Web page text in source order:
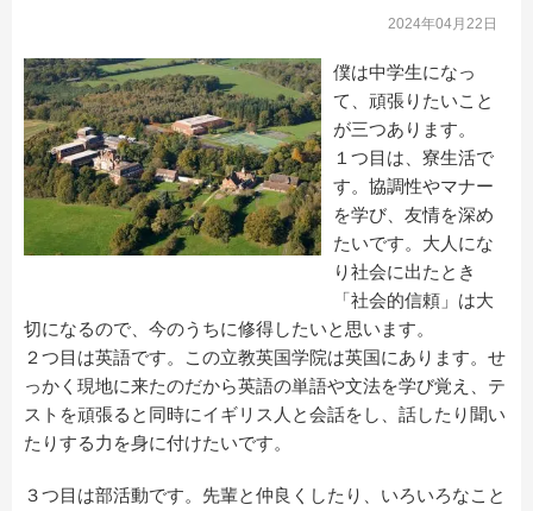
2024年04月22日
僕は中学生になっ
て、頑張りたいこと
が三つあります。
１つ目は、寮生活で
す。協調性やマナー
を学び、友情を深め
たいです。大人にな
り社会に出たとき
「社会的信頼」は大
切になるので、今のうちに修得したいと思います。
２つ目は英語です。この立教英国学院は英国にあります。せ
っかく現地に来たのだから英語の単語や文法を学び覚え、テ
ストを頑張ると同時にイギリス人と会話をし、話したり聞い
たりする力を身に付けたいです。
３つ目は部活動です。先輩と仲良くしたり、いろいろなこと